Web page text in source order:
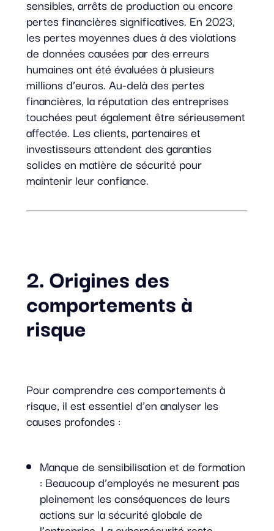
sensibles, arrêts de production ou encore
pertes financières significatives. En 2023,
les pertes moyennes dues à des violations
de données causées par des erreurs
humaines ont été évaluées à plusieurs
millions d’euros. Au-delà des pertes
financières, la réputation des entreprises
touchées peut également être sérieusement
affectée. Les clients, partenaires et
investisseurs attendent des garanties
solides en matière de sécurité pour
maintenir leur confiance.
2. Origines des
comportements à
risque
Pour comprendre ces comportements à
risque, il est essentiel d’en analyser les
causes profondes :
Manque de sensibilisation et de formation
: Beaucoup d’employés ne mesurent pas
pleinement les conséquences de leurs
actions sur la sécurité globale de